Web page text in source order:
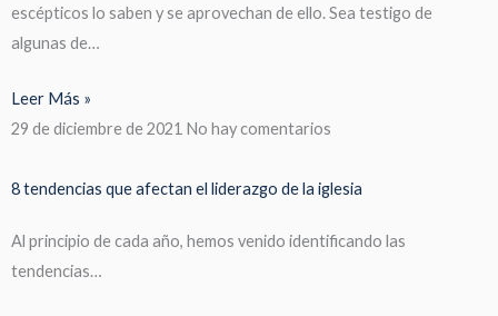
escépticos lo saben y se aprovechan de ello. Sea testigo de
algunas de…
Leer Más »
29 de diciembre de 2021 No hay comentarios
8 tendencias que afectan el liderazgo de la iglesia
Al principio de cada año, hemos venido identificando las
tendencias…